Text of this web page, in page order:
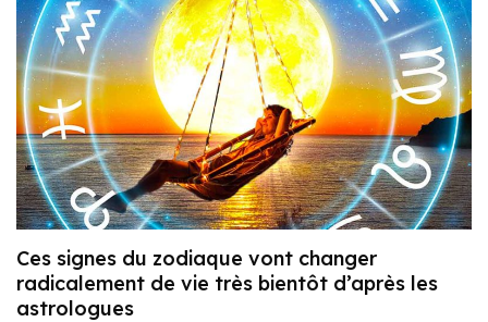
Ces signes du zodiaque vont changer
radicalement de vie très bientôt d’après les
astrologues